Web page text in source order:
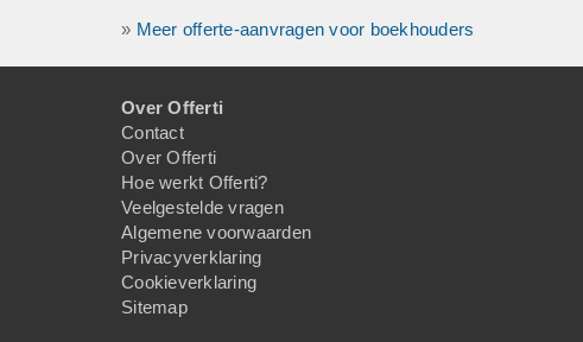
» Meer offerte-aanvragen voor boekhouders
Over Offerti
Contact
Over Offerti
Hoe werkt Offerti?
Veelgestelde vragen
Algemene voorwaarden
Privacyverklaring
Cookieverklaring
Sitemap